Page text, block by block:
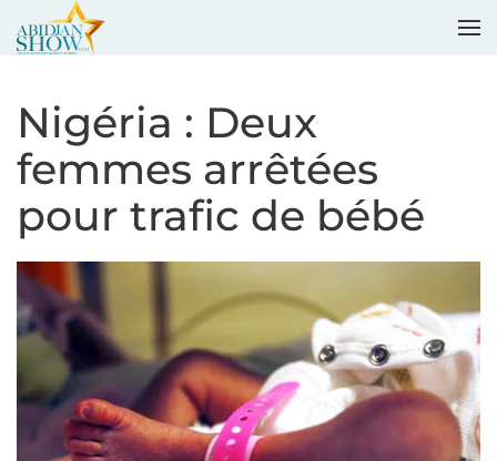
Nigéria : Deux
femmes arrêtées
pour trafic de bébé